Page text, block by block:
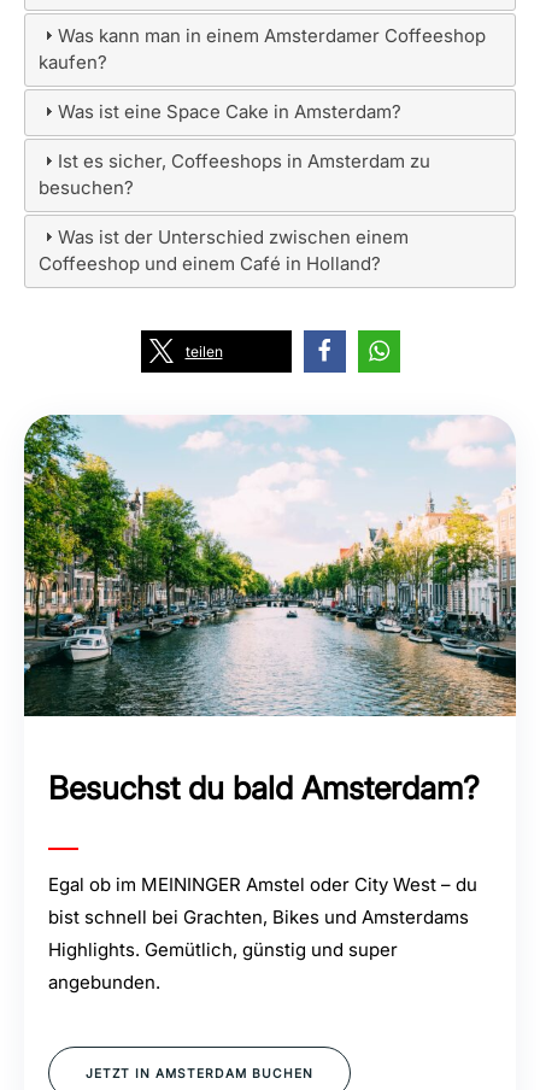
Was kann man in einem Amsterdamer Coffeeshop
kaufen?
Was ist eine Space Cake in Amsterdam?
Ist es sicher, Coffeeshops in Amsterdam zu
besuchen?
Was ist der Unterschied zwischen einem
Coffeeshop und einem Café in Holland?
teilen
Besuchst du bald Amsterdam?
Egal ob im MEININGER Amstel oder City West – du
bist schnell bei Grachten, Bikes und Amsterdams
Highlights. Gemütlich, günstig und super
angebunden.
JETZT IN AMSTERDAM BUCHEN